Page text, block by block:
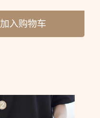
加入购物车